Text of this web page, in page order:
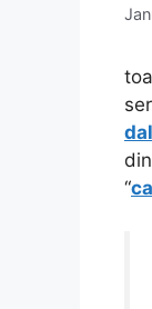
“